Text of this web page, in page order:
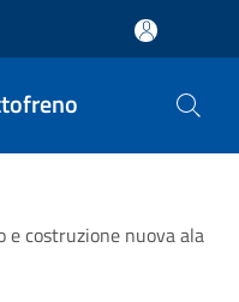
e costruzione nuova ala